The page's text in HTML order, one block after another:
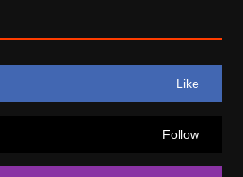
Like
Follow